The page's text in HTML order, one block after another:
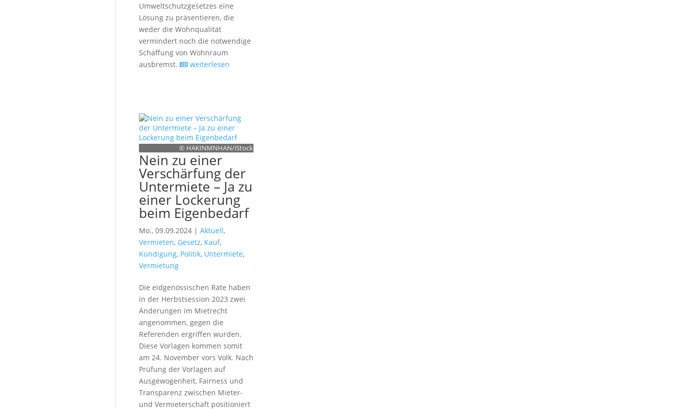
Umweltschutzgesetzes eine
Lösung zu präsentieren, die
weder die Wohnqualität
vermindert noch die notwendige
Schaffung von Wohnraum
ausbremst.
weiterlesen
© HAKINMNHAN/iStock
Nein zu einer
Verschärfung der
Untermiete – Ja zu
einer Lockerung
beim Eigenbedarf
Mo., 09.09.2024 | Aktuell,
Vermieten, Gesetz, Kauf,
Kündigung, Politik, Untermiete,
Vermietung
Die eidgenössischen Räte haben
in der Herbstsession 2023 zwei
Änderungen im Mietrecht
angenommen, gegen die
Referenden ergriffen wurden.
Diese Vorlagen kommen somit
am 24. November vors Volk. Nach
Prüfung der Vorlagen auf
Ausgewogenheit, Fairness und
Transparenz zwischen Mieter-
und Vermieterschaft positioniert